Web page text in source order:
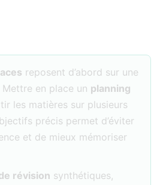
reposent d’abord sur une
en place un planning
les matières sur plusieurs
précis permet d’éviter
et de mieux mémoriser
révision synthétiques,